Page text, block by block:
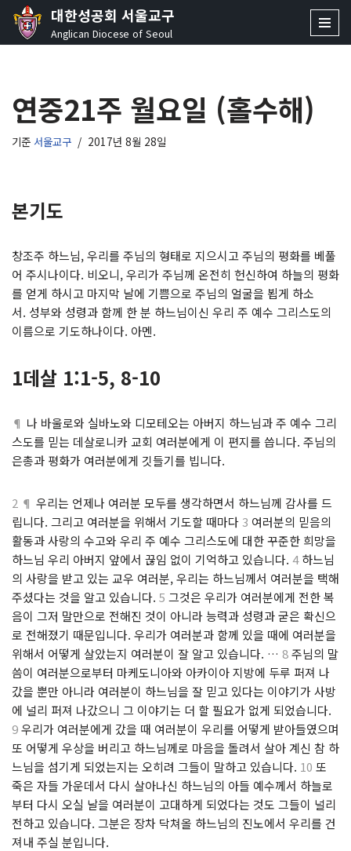
콘
로
건
너
대한성공회 서울교구
Anglican Diocese of Seoul
연중21주 월요일 (홀수해)
기준 서울교구 2017년 8월 28일
본기도
창조주 하느님, 우리를 주님의 형태로 지으시고 주님의 평화를 베풀
어 주시나이다. 비오니, 우리가 주님께 온전히 헌신하여 하늘의 평화
를 얻게 하시고 마지막 날에 기쁨으로 주님의 얼굴을 뵙게 하소
서. 성부와 성령과 함께 한 분 하느님이신 우리 주 예수 그리스도의
이름으로 기도하나이다. 아멘.
1데살 1:1-5, 8-10
¶ 나 바울로와 실바노와 디모테오는 아버지 하느님과 주 예수 그리
스도를 믿는 데살로니카 교회 여러분에게 이 편지를 씁니다. 주님의
은총과 평화가 여러분에게 깃들기를 빕니다.
2 ¶ 우리는 언제나 여러분 모두를 생각하면서 하느님께 감사를 드
립니다. 그리고 여러분을 위해서 기도할 때마다3 여러분의 믿음의
활동과 사랑의 수고와 우리 주 예수 그리스도에 대한 꾸준한 희망을
하느님 우리 아버지 앞에서 끊임 없이 기억하고 있습니다. 4하느님
의 사랑을 받고 있는 교우 여러분, 우리는 하느님께서 여러분을 택해
주셨다는 것을 알고 있습니다. 5 그것은 우리가 여러분에게 전한 복
음이 그저 말만으로 전해진 것이 아니라 능력과 성령과 굳은 확신으
로 전해졌기 때문입니다. 우리가 여러분과 함께 있을 때에 여러분을
위해서 어떻게 살았는지 여러분이 잘 알고 있습니다. … 8주님의 말
씀이 여러분으로부터 마케도니아와 아카이아 지방에 두루 퍼져 나
갔을 뿐만 아니라 여러분이 하느님을 잘 믿고 있다는 이야기가 사방
에 널리 퍼져 나갔으니 그 이야기는 더 할 필요가 없게 되었습니다.
9우리가 여러분에게 갔을 때 여러분이 우리를 어떻게 받아들였으며
또 어떻게 우상을 버리고 하느님께로 마음을 돌려서 살아 계신 참 하
느님을 섬기게 되었는지는 오히려 그들이 말하고 있습니다. 10 또
죽은 자들 가운데서 다시 살아나신 하느님의 아들 예수께서 하늘로
부터 다시 오실 날을 여러분이 고대하게 되었다는 것도 그들이 널리
전하고 있습니다. 그분은 장차 닥쳐올 하느님의 진노에서 우리를 건
져내 주실 분입니다.